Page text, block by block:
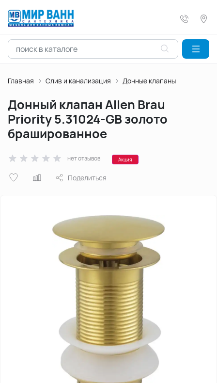
Главная Слив и канализация Донные клапаны
Донный клапан Allen Brau
Priority 5.31024-GB золото
брашированное
нет отзывов Акция
Поделиться